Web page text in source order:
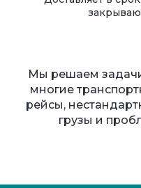
Мы решаем
многие
рейсы,
грузы и